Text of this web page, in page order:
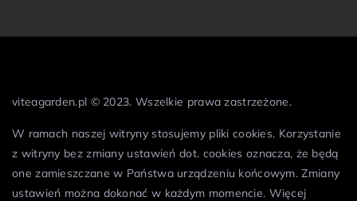
viteagarden.pl © 2023. Wszelkie prawa zastrzeżone.
W ramach naszej witryny stosujemy pliki cookies. Korzystanie
z witryny bez zmiany ustawień dot. cookies oznacza, że będą
one zamieszczane w Państwa urządzeniu końcowym. Zmiany
ustawień można dokonać w każdym momencie. Więcej